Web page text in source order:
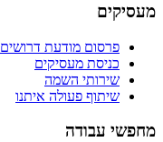
מעסיקים
פרסום מודעת דרושים
כניסת מעסיקים
שירותי השמה
שיתוף פעולה איתנו
מחפשי עבודה